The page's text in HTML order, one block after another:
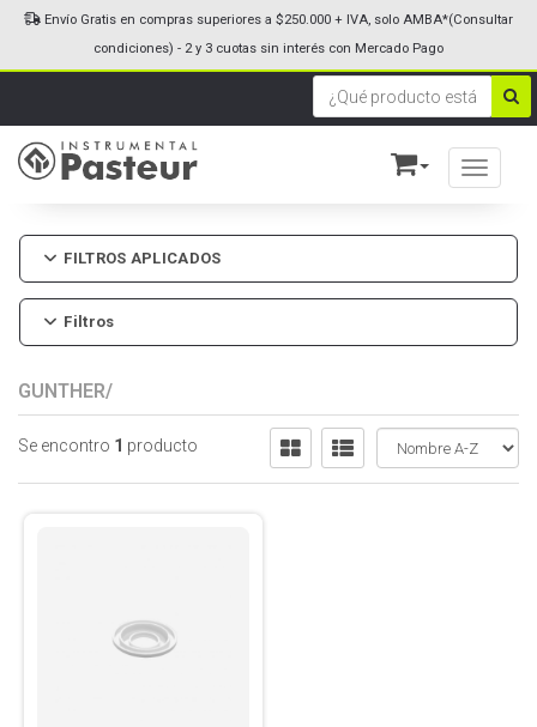
Toggle
Envío Gratis en compras superiores a $250.000 + IVA, solo AMBA*(Consultar
condiciones) - 2 y 3 cuotas sin interés con Mercado Pago
FILTROS APLICADOS
Filtros
GUNTHER/
Se encontro 1 producto